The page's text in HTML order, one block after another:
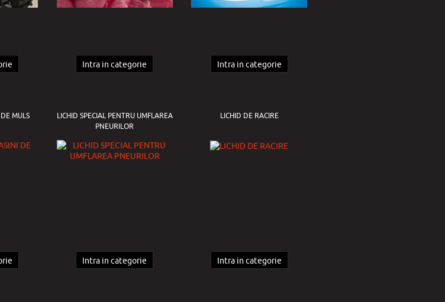
Intra in categorie Intra in categorie
MULS
LICHID SPECIAL PENTRU UMFLAREA
PNEURILOR
Intra in categorie
LICHID DE RACIRE
Intra in categorie